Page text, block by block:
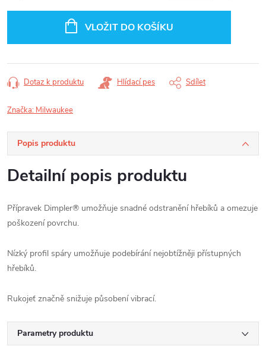
VLOŽIT DO KOŠÍKU
Dotaz k produktu Hlídací pes Sdílet
Značka: Milwaukee
Popis produktu
Detailní popis produktu
Přípravek Dimpler® umožňuje snadné odstranění hřebíků a omezuje
poškození povrchu.
Nízký profil spáry umožňuje podebírání nejobtížněji přístupných
hřebíků.
Rukojeť značně snižuje působení vibrací.
Parametry produktu